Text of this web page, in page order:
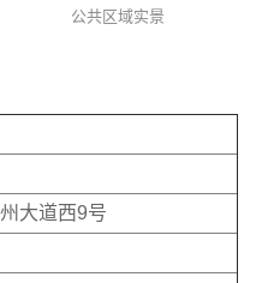
公共区域实景
大道西9号